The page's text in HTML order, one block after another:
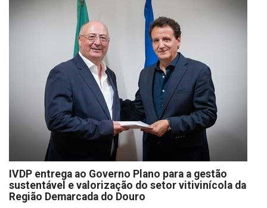
IVDP entrega ao Governo Plano para a gestão
sustentável e valorização do setor vitivinícola da
Região Demarcada do Douro